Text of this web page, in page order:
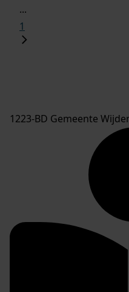
...
1
1223-BD Gemeente